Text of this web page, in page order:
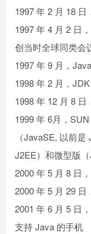
1997 年 2 月 18
1997 年 4 月 2 日
创当时全球同类会
1997 年 9 月，
1998 年 2 月，
1998 年 12 月 8
1999 年 6月，
（JavaSE, 以前
J2EE）和微型版
2000 年 5 月 8 日
2000 年 5 月 29 日
2001 年 6 月 5 日
支持 Java 的手机